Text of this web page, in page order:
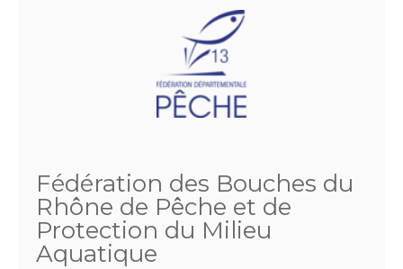
Fédération des Bouches du
Rhône de Pêche et de
Protection du Milieu
Aquatique